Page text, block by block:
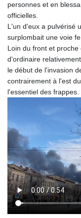
personnes et en
officielles.
L'un d'eux a pulvérisé
surplombait une voie
Loin du front et
d'ordinaire
le début de l'invasion
contrairement à l'est
l'essentiel des frappes.